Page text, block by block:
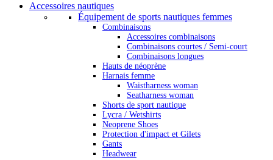
Accessoires nautiques
Équipement de sports nautiques femmes
Combinaisons
Accessoires combinaisons
Combinaisons courtes / Semi-court
Combinaisons longues
Hauts de néoprène
Harnais femme
Waistharness woman
Seatharness woman
Shorts de sport nautique
Lycra / Wetshirts
Neoprene Shoes
Protection d'impact et Gilets
Gants
Headwear